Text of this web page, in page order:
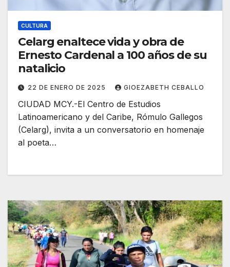
CULTURA
Celarg enaltece vida y obra de
Ernesto Cardenal a 100 años de su
natalicio
22 DE ENERO DE 2025 GIOEZABETH CEBALLO
CIUDAD MCY.-El Centro de Estudios
Latinoamericano y del Caribe, Rómulo Gallegos
(Celarg), invita a un conversatorio en homenaje
al poeta…